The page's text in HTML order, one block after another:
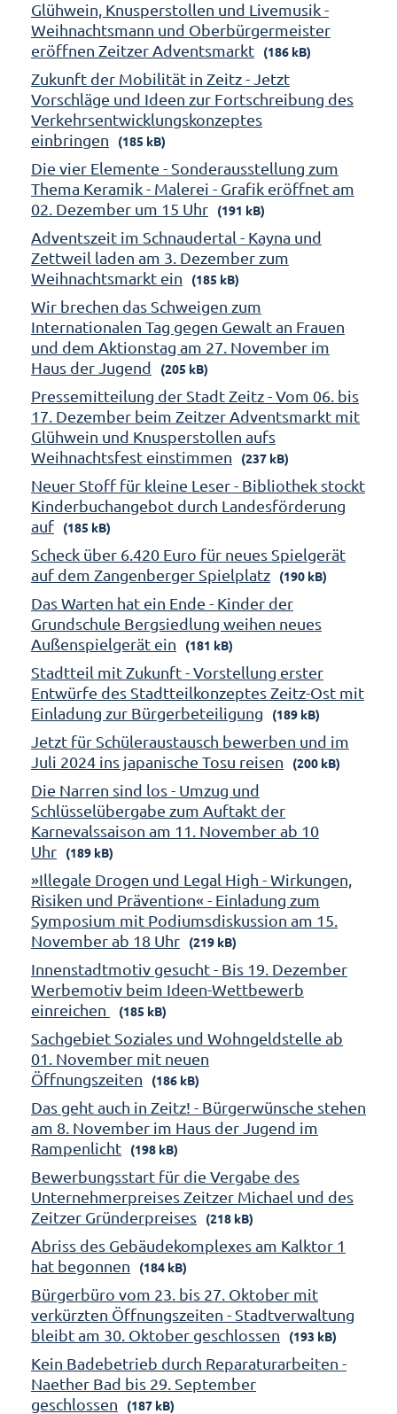
Glühwein, Knusperstollen und Livemusik -
Weihnachtsmann und Oberbürgermeister
eröffnen Zeitzer Adventsmarkt
(186 kB)
Zukunft der Mobilität in Zeitz - Jetzt
Vorschläge und Ideen zur Fortschreibung des
Verkehrsentwicklungskonzeptes
einbringen
(185 kB)
Die vier Elemente - Sonderausstellung zum
Thema Keramik - Malerei - Grafik eröffnet am
02. Dezember um 15 Uhr
(191 kB)
Adventszeit im Schnaudertal - Kayna und
Zettweil laden am 3. Dezember zum
Weihnachtsmarkt ein
(185 kB)
Wir brechen das Schweigen zum
Internationalen Tag gegen Gewalt an Frauen
und dem Aktionstag am 27. November im
Haus der Jugend
(205 kB)
Pressemitteilung der Stadt Zeitz - Vom 06. bis
17. Dezember beim Zeitzer Adventsmarkt mit
Glühwein und Knusperstollen aufs
Weihnachtsfest einstimmen
(237 kB)
Neuer Stoff für kleine Leser - Bibliothek stockt
Kinderbuchangebot durch Landesförderung
auf
(185 kB)
Scheck über 6.420 Euro für neues Spielgerät
auf dem Zangenberger Spielplatz
(190 kB)
Das Warten hat ein Ende - Kinder der
Grundschule Bergsiedlung weihen neues
Außenspielgerät ein
(181 kB)
Stadtteil mit Zukunft - Vorstellung erster
Entwürfe des Stadtteilkonzeptes Zeitz-Ost mit
Einladung zur Bürgerbeteiligung
(189 kB)
Jetzt für Schüleraustausch bewerben und im
Juli 2024 ins japanische Tosu reisen
(200 kB)
Die Narren sind los - Umzug und
Schlüsselübergabe zum Auftakt der
Karnevalssaison am 11. November ab 10
Uhr
(189 kB)
»Illegale Drogen und Legal High - Wirkungen,
Risiken und Prävention« - Einladung zum
Symposium mit Podiumsdiskussion am 15.
November ab 18 Uhr
(219 kB)
Innenstadtmotiv gesucht - Bis 19. Dezember
Werbemotiv beim Ideen-Wettbewerb
einreichen
(185 kB)
Sachgebiet Soziales und Wohngeldstelle ab
01. November mit neuen
Öffnungszeiten
(186 kB)
Das geht auch in Zeitz! - Bürgerwünsche stehen
am 8. November im Haus der Jugend im
Rampenlicht
(198 kB)
Bewerbungsstart für die Vergabe des
Unternehmerpreises Zeitzer Michael und des
Zeitzer Gründerpreises
(218 kB)
Abriss des Gebäudekomplexes am Kalktor 1
hat begonnen
(184 kB)
Bürgerbüro vom 23. bis 27. Oktober mit
verkürzten Öffnungszeiten - Stadtverwaltung
bleibt am 30. Oktober geschlossen
(193 kB)
Kein Badebetrieb durch Reparaturarbeiten -
Naether Bad bis 29. September
geschlossen
(187 kB)